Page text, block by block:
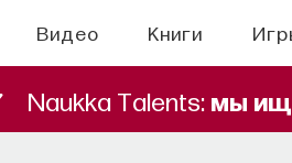
Видео Книги
Naukka Talents: мы